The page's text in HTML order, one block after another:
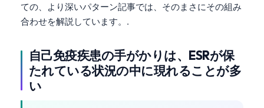
ての、より深いパターン記事では、そのまさにその組み
合わせを解説しています。.
自己免疫疾患の手がかりは、ESRが保
たれている状況の中に現れることが多
い